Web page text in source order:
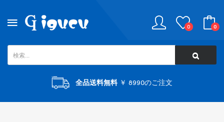
0 0
全品送料無料￥ 8990のご注文